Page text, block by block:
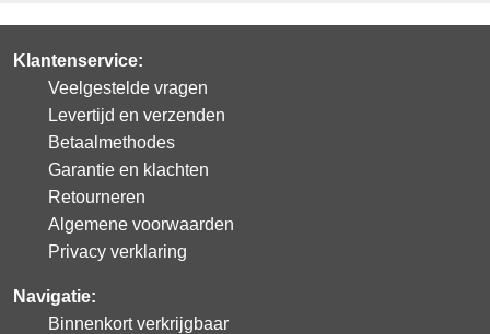
Klantenservice:
Veelgestelde vragen
Levertijd en verzenden
Betaalmethodes
Garantie en klachten
Retourneren
Algemene voorwaarden
Privacy verklaring
Navigatie:
Binnenkort verkrijgbaar